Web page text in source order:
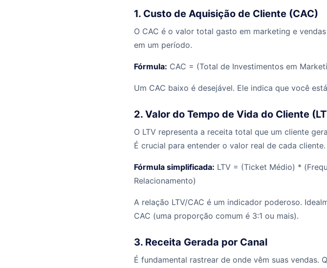
1. Custo de Aquisição de Cliente (CAC)
O CAC é o valor total gasto em marketing e
em um período.
Fórmula: CAC = (Total de Investimentos em
Um CAC baixo é desejável. Ele indica que você
2. Valor do Tempo de Vida do Cliente
O LTV representa a receita total que um cliente
É crucial para entender o valor real de cada cliente.
Fórmula simplificada: LTV = (Ticket Médio) *
Relacionamento)
A relação LTV/CAC é um indicador poderoso.
CAC (uma proporção comum é 3:1 ou mais).
3. Receita Gerada por Canal
É fundamental rastrear de onde vêm suas vendas.